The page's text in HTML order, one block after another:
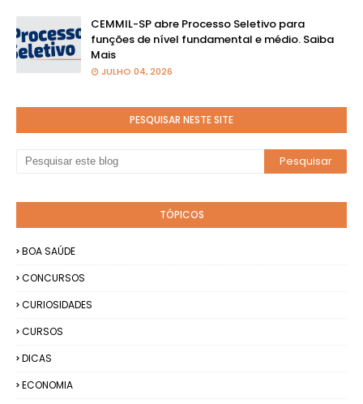
CEMMIL-SP abre Processo Seletivo para
funções de nível fundamental e médio. Saiba
Mais
JULHO 04, 2026
PESQUISAR NESTE SITE
TÓPICOS
BOA SAÚDE
CONCURSOS
CURIOSIDADES
CURSOS
DICAS
ECONOMIA